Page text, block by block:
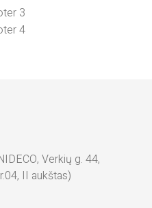
Verkių g. 44,
II aukštas)